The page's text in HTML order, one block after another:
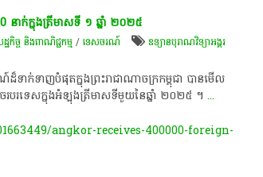
នាក់ក្នុងត្រីមាសទី ១ ឆ្នាំ ២០២៥
ឋកិច្ច និងពាណិជ្ជកម្ម/ទេសចរណ៍
ឧទ្យានបុរាណវិទ្យាអង្គរ
ទាក់ទាញបំផុតក្នុងព្រះរាជាណាចក្រកម្ពុជា បានមើល
របរទេសក្នុងអំឡុងត្រីមាសទីមួយនៃឆ្នាំ ២០២៥ ។ ...
angkor-receives-400000-foreign-